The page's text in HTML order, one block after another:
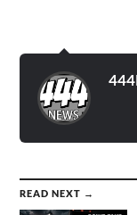
READ NEXT →